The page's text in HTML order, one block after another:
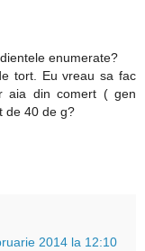
enumerate?
tort. Eu vreau sa fac
aia din comert ( gen
de 40 de g?
2014 la 12:10